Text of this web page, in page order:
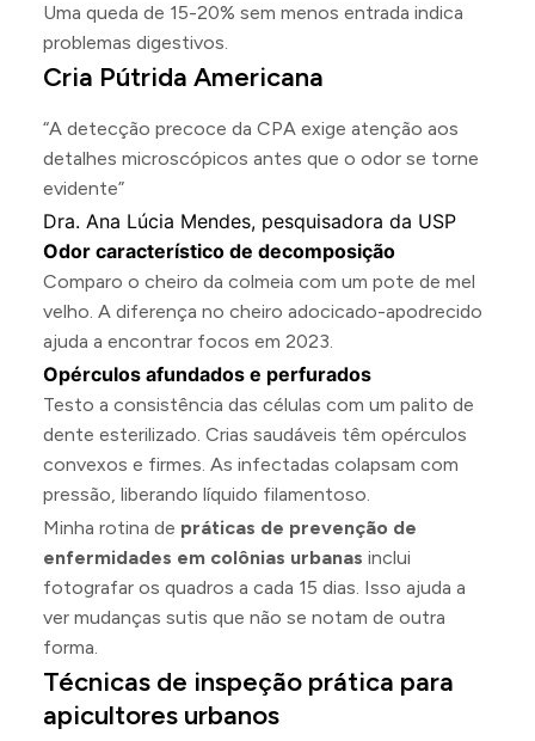
Uma queda de 15-20% sem menos entrada indica
problemas digestivos.
Cria Pútrida Americana
“A detecção precoce da CPA exige atenção aos
detalhes microscópicos antes que o odor se torne
evidente”
Dra. Ana Lúcia Mendes, pesquisadora da USP
Odor característico de decomposição
Comparo o cheiro da colmeia com um pote de mel
velho. A diferença no cheiro adocicado-apodrecido
ajuda a encontrar focos em 2023.
Opérculos afundados e perfurados
Testo a consistência das células com um palito de
dente esterilizado. Crias saudáveis têm opérculos
convexos e firmes. As infectadas colapsam com
pressão, liberando líquido filamentoso.
Minha rotina de práticas de prevenção de
enfermidades em colônias urbanas inclui
fotografar os quadros a cada 15 dias. Isso ajuda a
ver mudanças sutis que não se notam de outra
forma.
Técnicas de inspeção prática para
apicultores urbanos